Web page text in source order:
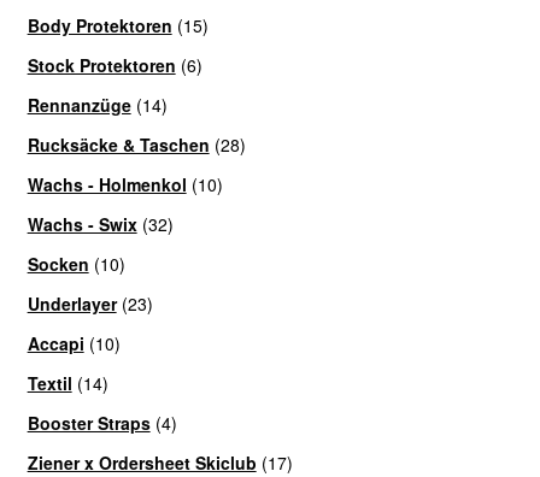
Body Protektoren (15)
Stock Protektoren (6)
Rennanzüge (14)
Rucksäcke & Taschen (28)
Wachs - Holmenkol (10)
Wachs - Swix (32)
Socken (10)
Underlayer (23)
Accapi (10)
Textil (14)
Booster Straps (4)
Ziener x Ordersheet Skiclub (17)